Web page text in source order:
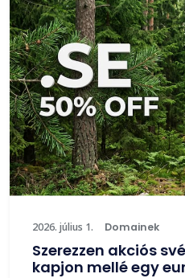
2026. július 1. Domainek
Szerezzen akciós
kapjon mellé egy